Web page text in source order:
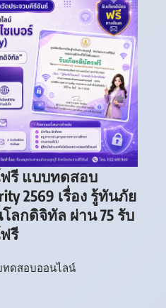
รี แบบทดสอบ
2569 เรื่อง รู้ทันภัย
ลกดิจิทัล ผ่าน 75 รับ
รี
ทดสอบออนไลน์